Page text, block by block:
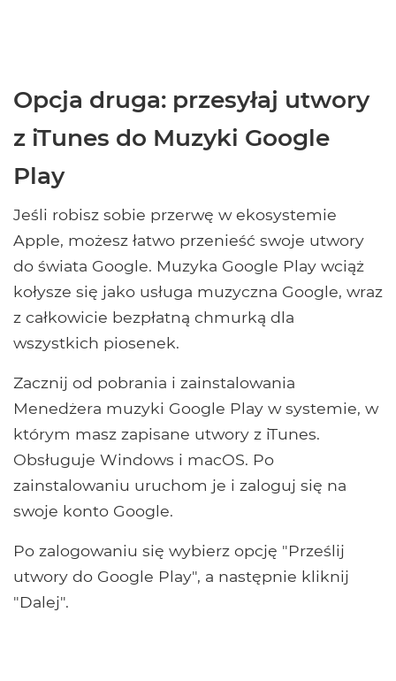
Opcja druga: przesyłaj utwory
z iTunes do Muzyki Google
Play
Jeśli robisz sobie przerwę w ekosystemie
Apple, możesz łatwo przenieść swoje utwory
do świata Google. Muzyka Google Play wciąż
kołysze się jako usługa muzyczna Google, wraz
z całkowicie bezpłatną chmurką dla
wszystkich piosenek.
Zacznij od pobrania i zainstalowania
Menedżera muzyki Google Play w systemie, w
którym masz zapisane utwory z iTunes.
Obsługuje Windows i macOS. Po
zainstalowaniu uruchom je i zaloguj się na
swoje konto Google.
Po zalogowaniu się wybierz opcję "Prześlij
utwory do Google Play", a następnie kliknij
"Dalej".